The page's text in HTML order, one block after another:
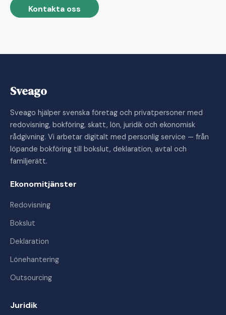
Kontakta oss
Sveago
Sveago hjälper svenska företag och privatpersoner med
redovisning, bokföring, skatt, lön, juridik och ekonomisk
rådgivning. Vi arbetar digitalt med personlig service — från
löpande bokföring till bokslut, deklaration, avtal och
familjerätt.
Ekonomitjänster
Redovisning
Bokslut
Deklaration
Lönehantering
Outsourcing
Juridik